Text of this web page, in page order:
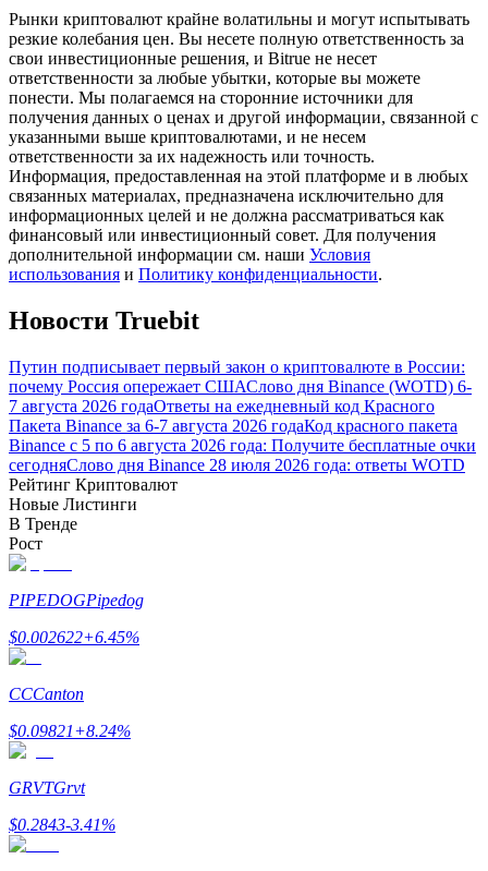
Гид
Руководство для начинающих по фьючерсам
Торговые стратегии
Заработок
Рынки криптовалют крайне волатильны и могут испытывать
резкие колебания цен. Вы несете полную ответственность за
свои инвестиционные решения, и Bitrue не несет
ответственности за любые убытки, которые вы можете
понести. Мы полагаемся на сторонние источники для
получения данных о ценах и другой информации, связанной с
указанными выше криптовалютами, и не несем
ответственности за их надежность или точность.
Информация, предоставленная на этой платформе и в любых
связанных материалах, предназначена исключительно для
информационных целей и не должна рассматриваться как
финансовый или инвестиционный совет. Для получения
дополнительной информации см. наши Условия
использования и Политику конфиденциальности.
Новости Truebit
Путин подписывает первый закон о криптовалюте в России:
почему Россия опережает СШАСлово дня Binance (WOTD) 6-
7 августа 2026 годаОтветы на ежедневный код Красного
Пакета Binance за 6-7 августа 2026 годаКод красного пакета
Binance с 5 по 6 августа 2026 года: Получите бесплатные очки
сегодняСлово дня Binance 28 июля 2026 года: ответы WOTD
Рейтинг Криптовалют
Новые Листинги
В Тренде
Рост
PIPEDOGPipedog
$0.002622+6.45%
CCCanton
$0.09821+8.24%
GRVTGrvt
$0.2843-3.41%